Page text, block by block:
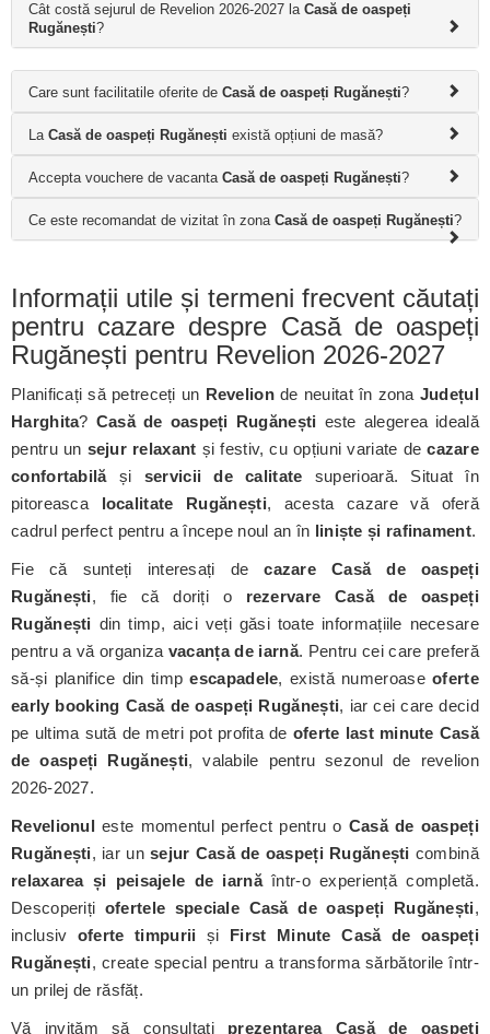
Cât costă sejurul de Revelion 2026-2027 la Casă de oaspeți
Rugănești?
Care sunt facilitatile oferite de Casă de oaspeți Rugănești?
La Casă de oaspeți Rugănești există opțiuni de masă?
Accepta vouchere de vacanta Casă de oaspeți Rugănești?
Ce este recomandat de vizitat în zona Casă de oaspeți Rugănești?
Informații utile și termeni frecvent căutați
pentru cazare despre Casă de oaspeți
Rugănești pentru Revelion 2026-2027
Planificați să petreceți un Revelionde neuitat în zona Județul
Harghita? Casă de oaspeți Rugănești este alegerea ideală
pentru un sejur relaxant și festiv, cu opțiuni variate decazare
confortabilăși servicii de calitate superioară. Situat în
pitoreasca localitate Rugănești, acesta cazare vă oferă
cadrul perfect pentru a începe noul an în liniște și rafinament.
Fie că sunteți interesați decazare Casă de oaspeți
Rugănești, fie că doriți o rezervare Casă de oaspeți
Rugănești din timp, aici veți găsi toate informațiile necesare
pentru a vă organiza vacanța de iarnă. Pentru cei care preferă
să-și planifice din timpescapadele, există numeroaseoferte
early booking Casă de oaspeți Rugănești, iar cei care decid
pe ultima sută de metri pot profita de oferte last minute Casă
de oaspeți Rugănești, valabile pentru sezonul de revelion
2026-2027.
Revelionul este momentul perfect pentru o Casă de oaspeți
Rugănești, iar un sejur Casă de oaspeți Rugănești combină
relaxarea și peisajele de iarnăîntr-o experiență completă.
Descoperiți ofertele speciale Casă de oaspeți Rugănești,
inclusiv oferte timpurii și First Minute Casă de oaspeți
Rugănești, create special pentru a transforma sărbătorile într-
un prilej de răsfăț.
Vă invităm să consultați prezentarea Casă de oaspeți